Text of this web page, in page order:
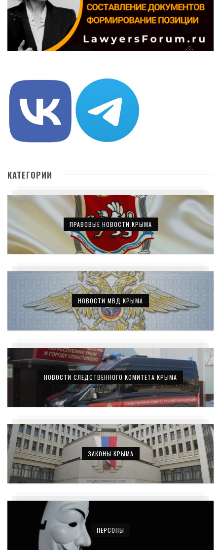
КАТЕГОРИИ
ПРАВОВЫЕ НОВОСТИ КРЫМА
НОВОСТИ МВД КРЫМА
НОВОСТИ СЛЕДСТВЕННОГО КОМИТЕТА КРЫМА
ЗАКОНЫ КРЫМА
ПЕРСОНЫ